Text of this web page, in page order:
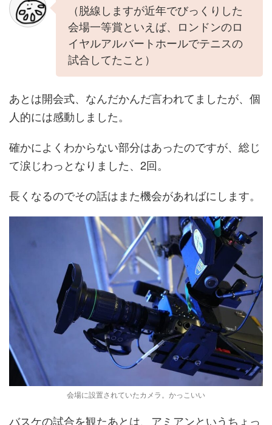
（脱線しますが近年でびっくりした
会場一等賞といえば、ロンドンのロ
イヤルアルバートホールでテニスの
試合してたこと）
あとは開会式、なんだかんだ言われてましたが、個
人的には感動しました。
確かによくわからない部分はあったのですが、総じ
て涙じわっとなりました、2回。
長くなるのでその話はまた機会があればにします。
会場に設置されていたカメラ。かっこいい
バスケの試合を観たあとは、アミアンというちょっ